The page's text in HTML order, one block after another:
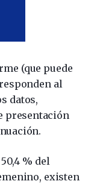
(que puede
al
datos,
presentación
% del
existen